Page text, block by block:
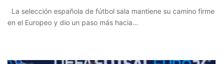
La selección española de fútbol sala mantiene su camino firme
en el Europeo y dio un paso más hacia…